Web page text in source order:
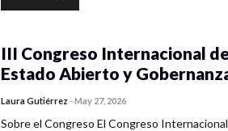
III Congreso Internacional
Estado Abierto y
Laura Gutiérrez -May 27, 2026
Sobre el Congreso El Congreso